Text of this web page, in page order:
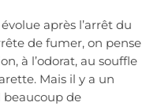
après l’arrêt du
de fumer, on pense
à l’odorat, au souffle
Mais il y a un
de